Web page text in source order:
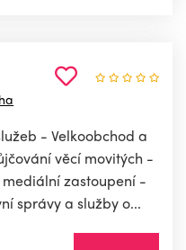
- Velkoobchod a
věcí movitých -
zastoupení -
správy a služby o...